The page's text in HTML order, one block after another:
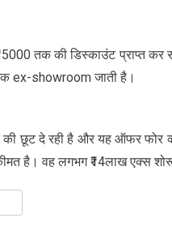
तक की डिस्काउंट प्राप्त
ex-showroom जाती है।
छूट दे रही है और यह ऑफर फोर
है। वह लगभग ₹14लाख एक्स